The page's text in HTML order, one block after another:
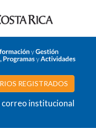
REGISTRADOS
correo institucional